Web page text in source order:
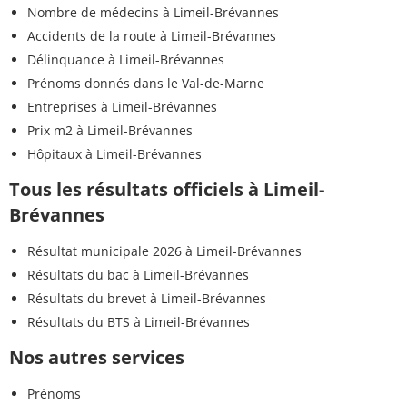
Nombre de médecins à Limeil-Brévannes
Accidents de la route à Limeil-Brévannes
Délinquance à Limeil-Brévannes
Prénoms donnés dans le Val-de-Marne
Entreprises à Limeil-Brévannes
Prix m2 à Limeil-Brévannes
Hôpitaux à Limeil-Brévannes
Tous les résultats officiels à Limeil-
Brévannes
Résultat municipale 2026 à Limeil-Brévannes
Résultats du bac à Limeil-Brévannes
Résultats du brevet à Limeil-Brévannes
Résultats du BTS à Limeil-Brévannes
Nos autres services
Prénoms